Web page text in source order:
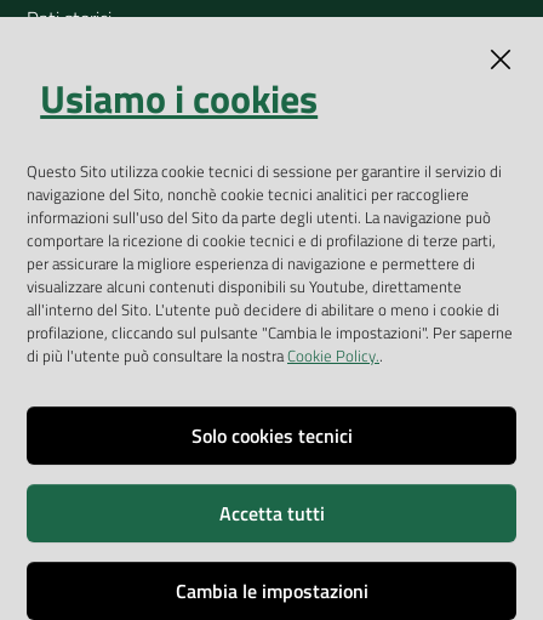
Dati storici
Open Data
App Arpav
Rapporti regionali annuali
Le Infografiche
Dispenser dati
Vai alla pagina
Privacy
Accessibilità
Usiamo i cookies
Questo Sito utilizza cookie tecnici di sessione per garantire il servizio di
navigazione del Sito, nonchè cookie tecnici analitici per raccogliere
informazioni sull'uso del Sito da parte degli utenti. La navigazione può
comportare la ricezione di cookie tecnici e di profilazione di terze parti,
per assicurare la migliore esperienza di navigazione e permettere di
visualizzare alcuni contenuti disponibili su Youtube, direttamente
all'interno del Sito. L'utente può decidere di abilitare o meno i cookie di
profilazione, cliccando sul pulsante "Cambia le impostazioni". Per saperne
di più l'utente può consultare la nostraCookie Policy..
Solo cookies tecnici
Accetta tutti
Cambia le impostazioni